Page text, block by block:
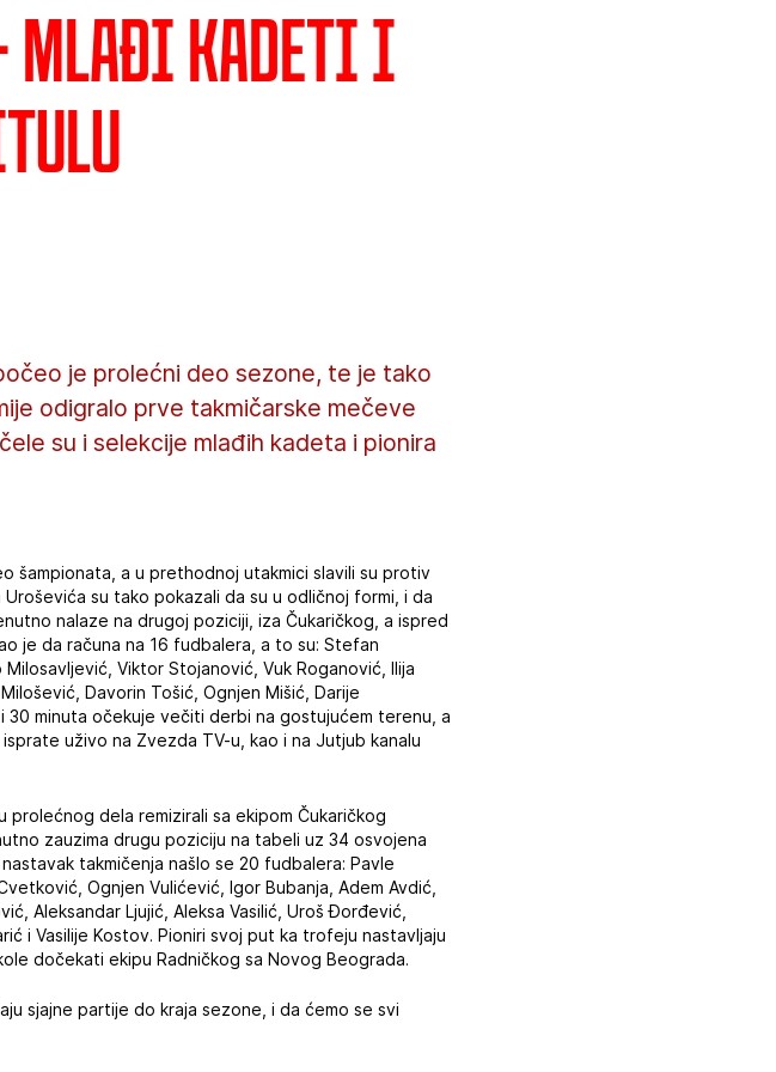
Mlađi kadeti i
je prolećni deo sezone, te je tako
odigralo prve takmičarske mečeve
su i selekcije mlađih kadeta i pionira
šampionata, a u prethodnoj utakmici slavili su protiv
su tako pokazali da su u odličnoj formi, i da
nalaze na drugoj poziciji, iza Čukaričkog, a ispred
je da računa na 16 fudbalera, a to su: Stefan
Viktor Stojanović, Vuk Roganović, Ilija
Davorin Tošić, Ognjen Mišić, Darije
30 minuta očekuje večiti derbi na gostujućem terenu, a
uživo na Zvezda TV-u, kao i na Jutjub kanalu
prolećnog dela remizirali sa ekipom Čukaričkog
zauzima drugu poziciju na tabeli uz 34 osvojena
takmičenja našlo se 20 fudbalera: Pavle
Ognjen Vulićević, Igor Bubanja, Adem Avdić,
Aleksandar Ljujić, Aleksa Vasilić, Uroš Đorđević,
i Vasilije Kostov. Pioniri svoj put ka trofeju nastavljaju
dočekati ekipu Radničkog sa Novog Beograda.
sjajne partije do kraja sezone, i da ćemo se svi